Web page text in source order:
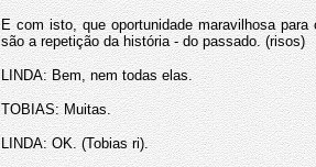
E com isto, que oportunidade maravilhosa
são a repetição da história - do passado. (risos)
LINDA: Bem, nem todas elas.
TOBIAS: Muitas.
LINDA: OK. (Tobias ri).